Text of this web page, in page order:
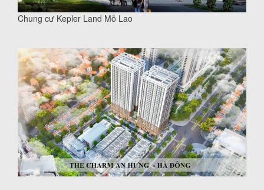
Chung cư Kepler Land Mỗ Lao